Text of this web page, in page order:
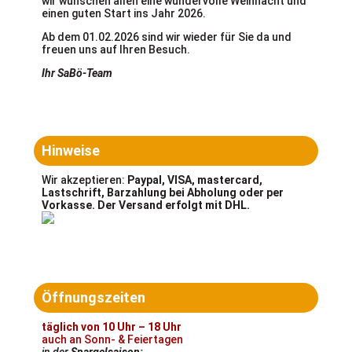
einen guten Start ins Jahr 2026.
Ab dem 01.02.2026 sind wir wieder für Sie da und
freuen uns auf Ihren Besuch.
Ihr SaBö-Team
Hinweise
Wir akzeptieren: Paypal, VISA, mastercard,
Lastschrift, Barzahlung bei Abholung oder per
Vorkasse. Der Versand erfolgt mit DHL.
Öffnungszeiten
täglich von 10 Uhr – 18 Uhr
auch an Sonn- & Feiertagen